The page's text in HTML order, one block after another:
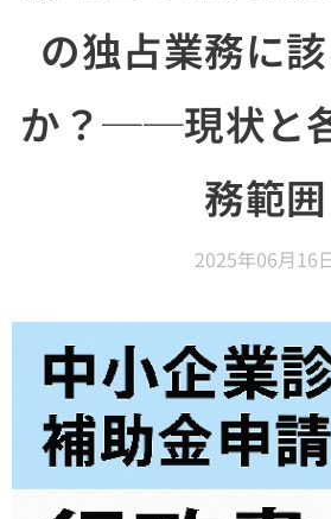
の独占業務に
か？──現状と
務範囲
2025年06月16